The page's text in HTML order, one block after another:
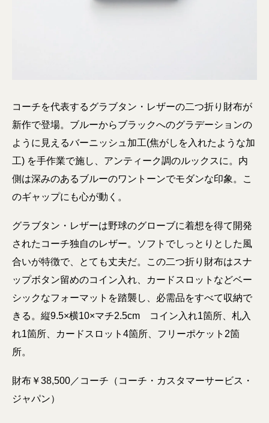
コーチを代表するグラブタン・レザーの二つ折り財布が
新作で登場。ブルーからブラックへのグラデーションの
ように見えるバーニッシュ加工(焦がしを入れたような加
工) を手作業で施し、アンティーク調のルックスに。内
側は深みのあるブルーのワントーンでモダンな印象。こ
のギャップにも心が動く。
グラブタン・レザーは野球のグローブに着想を得て開発
されたコーチ独自のレザー。ソフトでしっとりとした風
合いが特徴で、とても丈夫だ。この二つ折り財布はスナ
ップボタン留めのコイン入れ、カードスロットなどベー
シックなフォーマットを踏襲し、必需品をすべて収納で
きる。縦9.5×横10×マチ2.5cm コイン入れ1箇所、札入
れ1箇所、カードスロット4箇所、フリーポケット2箇
所。
財布￥38,500／コーチ（コーチ・カスタマーサービス・
ジャパン）